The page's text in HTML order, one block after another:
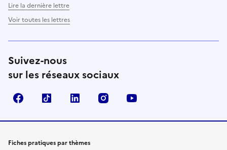
Lire la dernière lettre
Voir toutes les lettres
Suivez-nous
sur les réseaux sociaux
FacebookTikTok LinkedIn Instagram
Fiches pratiques par thèmes